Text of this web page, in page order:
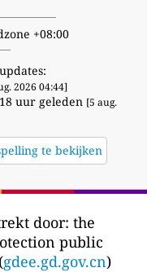
+08:00
2026 04:44]
uur geleden [5 aug.
te bekijken
door: the
public
gdee.gd.gov.cn)